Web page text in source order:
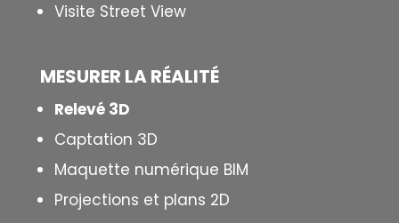
Visite Street View
MESURER LARÉALITÉ
Relevé 3D
Captation 3D
Maquette numérique BIM
Projections et plans 2D